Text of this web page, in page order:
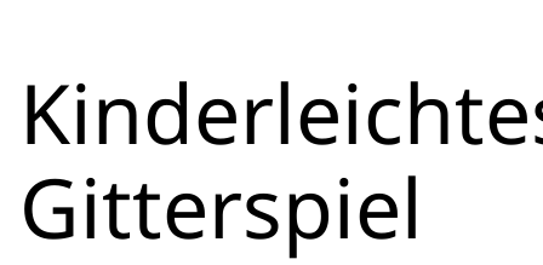
Gitterspiel